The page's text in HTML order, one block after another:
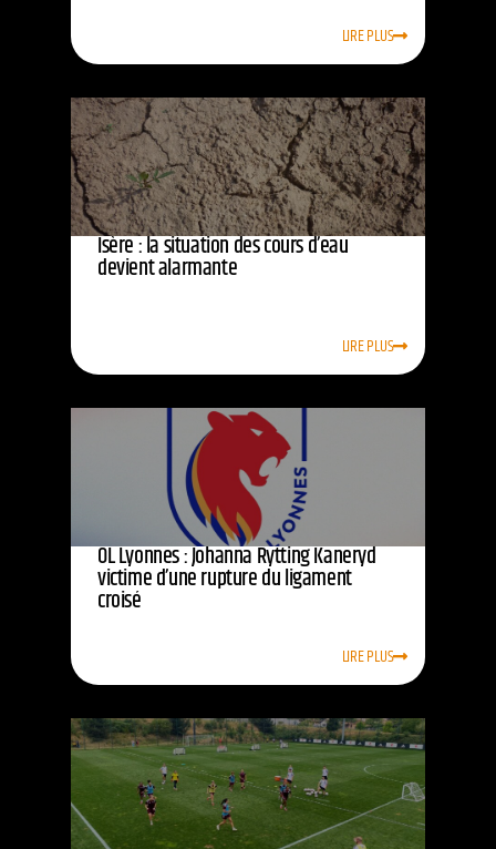
LIRE PLUS
Isère : la situation des cours d’eau
devient alarmante
LIRE PLUS
OL Lyonnes : Johanna Rytting Kaneryd
victime d’une rupture du ligament
croisé
LIRE PLUS